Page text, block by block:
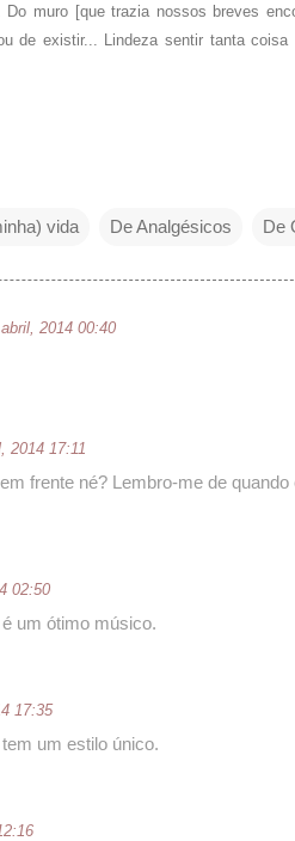
Do muro [que trazia nossos breves
de existir... Lindeza sentir tanta
vida De Analgésicos De
abril, 2014 00:40
2014 17:11
frente né? Lembro-me de
02:50
um ótimo músico.
17:35
um estilo único.